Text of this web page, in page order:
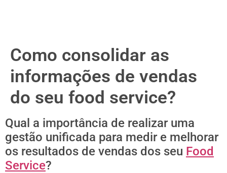
Como consolidar as
informações de vendas
do seu food service?
Qual a importância de realizar uma
gestão unificada para medir e melhorar
os resultados de vendas dos seu Food
Service?